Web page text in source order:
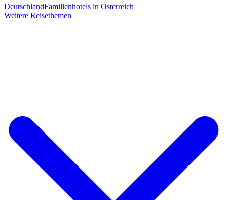
DeutschlandFamilienhotels in Österreich
Weitere Reisethemen